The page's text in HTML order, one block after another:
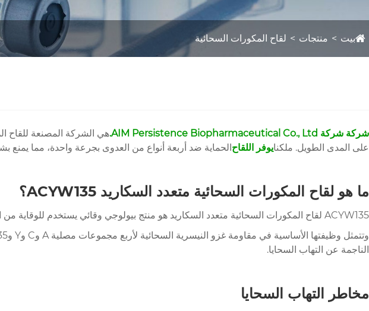
بيت منتجات لقاح المكورات السحائية
شركة شركة AIM Persistence Biopharmaceutical Co., Ltd.
هي الشركة المصنعة للقاح
على المدى الطويل. ملكنايوفر اللقاحالحماية ضد أربعة أنواع من العدوى بجرعة واحدة، مما يمنع
ما هو لقاح المكورات السحائية متعدد السكاريد ACYW135؟
ACYW135 لقاح المكورات السحائية متعدد السكاريد هو منتج بيولوجي وقائي يستخدم للوقاية من التهاب السحايا النخاعي الوبائي (يشار إليه باسم "التهاب السحايا").
الناجمة عن التهاب السحايا.
مخاطر التهاب السحايا